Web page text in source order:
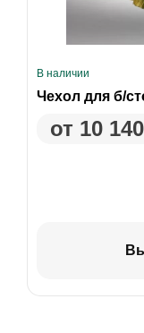
В наличии
Чехол для б/
от 10